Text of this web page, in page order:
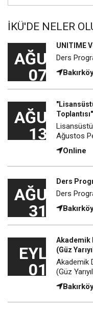
İKÜ'DE NELER
AĞU
07
UNITIME
Ders
AĞU
13
Toplantısı"
Ağustos
Teams
Eğitim
düzenlenecek. Toplantı Linki:
p7V9U4Fj
Online
AĞU
31
Ders
Ders
EYL
01
Akademik
(Güz
Akademik
(Güz